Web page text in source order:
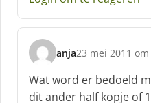
anja
s
c
h
23 mei 2011 om
Wat word er bedoeld
dit ander half kopje of